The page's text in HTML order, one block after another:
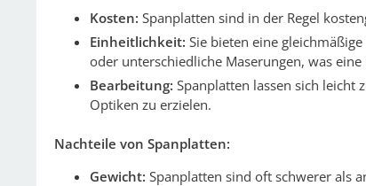
Kosten: Spanplatten sind in der Regel
Einheitlichkeit: Sie bieten eine
oder unterschiedliche Maserungen, was
Bearbeitung: Spanplatten lassen sich leicht
Optiken zu erzielen.
Nachteile von Spanplatten:
Gewicht: Spanplatten sind oft schwerer als